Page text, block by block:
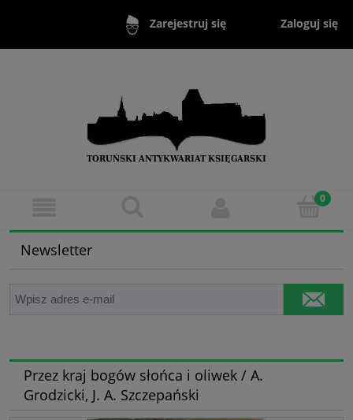
Zarejestruj się Zaloguj się
Newsletter
Przez kraj bogów słońca i oliwek / A.
Grodzicki, J. A. Szczepański